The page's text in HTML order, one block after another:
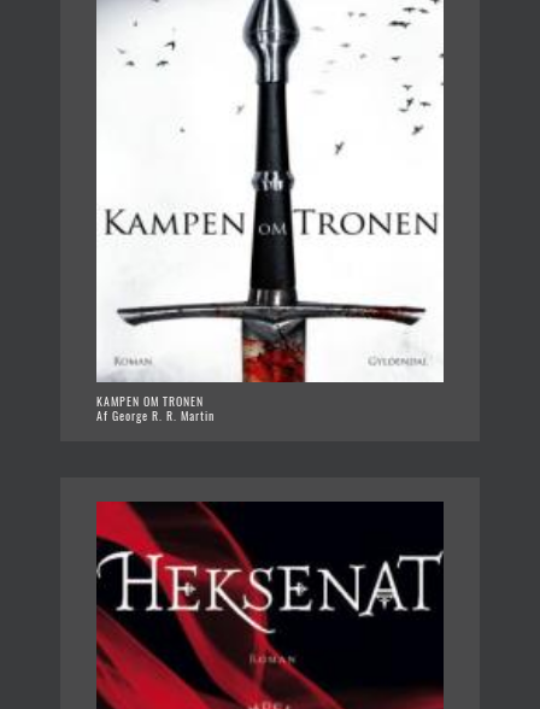
KAMPEN OM TRONEN
Af George R. R. Martin